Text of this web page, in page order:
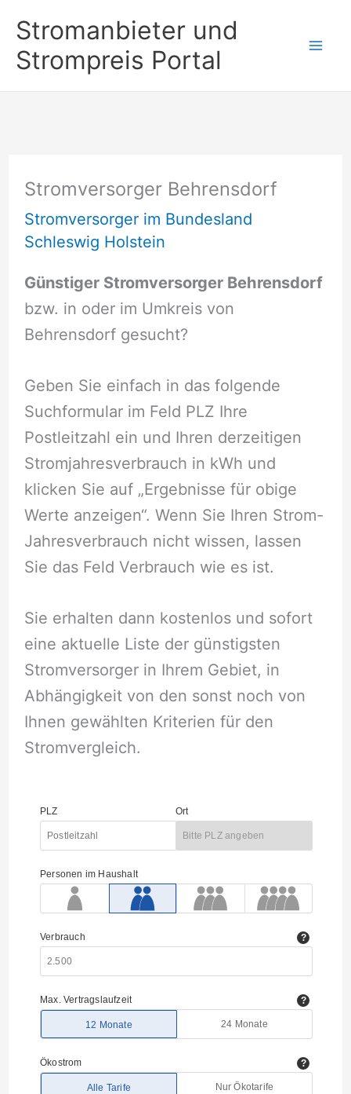
Inhalt
springen
Stromanbieter und
Strompreis Portal
Stromversorger Behrensdorf
Stromversorger im Bundesland
Schleswig Holstein
Günstiger Stromversorger Behrensdorf
bzw. in oder im Umkreis von
Behrensdorf gesucht?
Geben Sie einfach in das folgende
Suchformular im Feld PLZ Ihre
Postleitzahl ein und Ihren derzeitigen
Stromjahresverbrauch in kWh und
klicken Sie auf „Ergebnisse für obige
Werte anzeigen“. Wenn Sie Ihren Strom-
Jahresverbrauch nicht wissen, lassen
Sie das Feld Verbrauch wie es ist.
Sie erhalten dann kostenlos und sofort
eine aktuelle Liste der günstigsten
Stromversorger in Ihrem Gebiet, in
Abhängigkeit von den sonst noch von
Ihnen gewählten Kriterien für den
Stromvergleich.